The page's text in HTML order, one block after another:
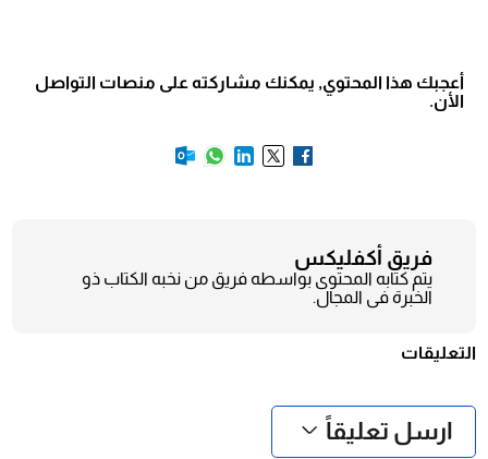
أعجبك هذا المحتوي, يمكنك مشاركته على منصات التواصل
الأن.
فريق أكفليكس
يتم كتابه المحتوى بواسطه فريق من نخبه الكتاب ذو
الخبرة فى المجال.
التعليقات
ارسل تعليقاً